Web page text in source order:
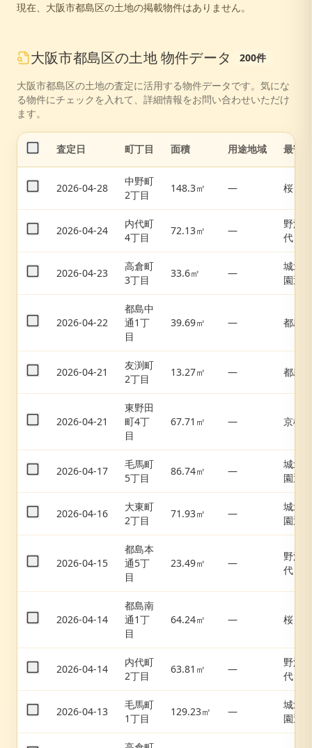
現在、 大阪市都島区の土地の掲載物件はありません。
大阪市都島区の土地物件データ 200件
大阪市都島区の土地の査定に活用する物件データです。気にな
る物件にチェックを入れて、詳細情報をお問い合わせいただけ
ます。
査定日 町丁目 面積 用途地域 最寄駅
2026-04-28
中野町
2丁目
148.3㎡ — 桜ノ宮
2026-04-24
内代町
4丁目
72.13㎡ —
野江内
代
2026-04-23
高倉町
3丁目
33.6㎡ —
城北公
園通
2026-04-22
都島中
通1丁
目
39.69㎡ — 都島
2026-04-21
友渕町
2丁目
13.27㎡ — 都島
2026-04-21
東野田
町4丁
目
67.71㎡ — 京橋
2026-04-17
毛馬町
5丁目
86.74㎡ —
城北公
園通
2026-04-16
大東町
2丁目
71.93㎡ —
城北公
園通
2026-04-15
都島本
通5丁
目
23.49㎡ —
野江内
代
2026-04-14
都島南
通1丁
目
64.24㎡ — 桜ノ宮
2026-04-14
内代町
2丁目
63.81㎡ —
野江内
代
2026-04-13
毛馬町
1丁目
129.23㎡ —
城北公
園通